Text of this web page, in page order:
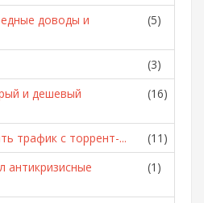
доводы и
(5)
(3)
и дешевый
(16)
трафик с торрент-...
(11)
антикризисные
(1)